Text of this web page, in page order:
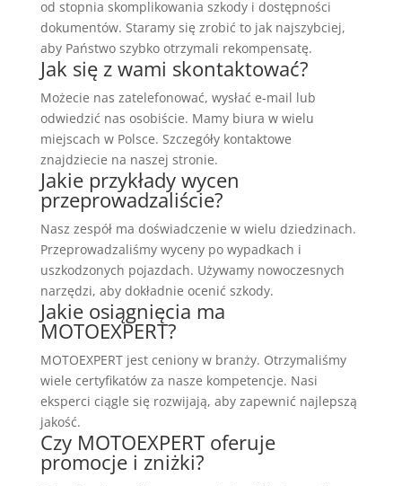
od stopnia skomplikowania szkody i dostępności
dokumentów. Staramy się zrobić to jak najszybciej,
aby Państwo szybko otrzymali rekompensatę.
Jak się z wami skontaktować?
Możecie nas zatelefonować, wysłać e-mail lub
odwiedzić nas osobiście. Mamy biura w wielu
miejscach w Polsce. Szczegóły kontaktowe
znajdziecie na naszej stronie.
Jakie przykłady wycen
przeprowadzaliście?
Nasz zespół ma doświadczenie w wielu dziedzinach.
Przeprowadzaliśmy wyceny po wypadkach i
uszkodzonych pojazdach. Używamy nowoczesnych
narzędzi, aby dokładnie ocenić szkody.
Jakie osiągnięcia ma
MOTOEXPERT?
MOTOEXPERT jest ceniony w branży. Otrzymaliśmy
wiele certyfikatów za nasze kompetencje. Nasi
eksperci ciągle się rozwijają, aby zapewnić najlepszą
jakość.
Czy MOTOEXPERT oferuje
promocje i zniżki?